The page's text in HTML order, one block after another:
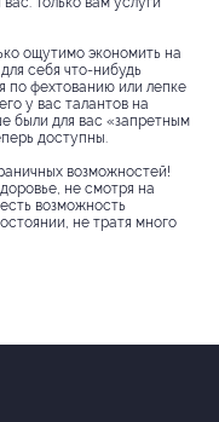
ощутимо экономить на
себя что-нибудь
по фехтованию или лепке
у вас талантов на
были для вас «запретным
доступны.
возможностей!
не смотря на
возможность
не тратя много